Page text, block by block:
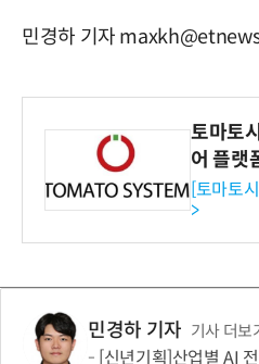
민경하 기자
토마토
어 플랫
기관·
[토마토
>
민경하 기자 기사 더보
[신년기획]산업별 AI 전망 - 플랫